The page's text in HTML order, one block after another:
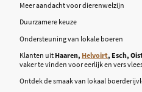
Meer aandacht voor dierenwelzijn
Duurzamere keuze
Ondersteuning van lokale boeren
Klanten uit Haaren, Helvoirt, Esch,
vaker te vinden voor eerlijk en vers
Ontdek de smaak van lokaal